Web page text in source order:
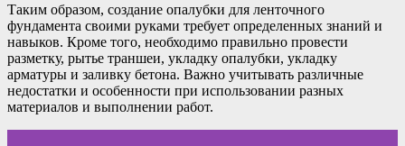
Таким образом, создание опалубки для ленточного
фундамента своими руками требует определенных знаний и
навыков. Кроме того, необходимо правильно провести
разметку, рытье траншеи, укладку опалубки, укладку
арматуры и заливку бетона. Важно учитывать различные
недостатки и особенности при использовании разных
материалов и выполнении работ.